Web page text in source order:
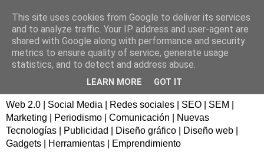
Fernando de los Ríos |
Consultor de marketing en
Web 2.0 | Social Media | Redes sociales | SEO | SEM |
Marketing | Periodismo | Comunicación | Nuevas
Tecnologías | Publicidad | Diseño gráfico | Diseño web |
Gadgets | Herramientas | Emprendimiento
This site uses cookies from Google to deliver its services
and to analyze traffic. Your IP address and user-agent are
shared with Google along with performance and security
metrics to ensure quality of service, generate usage
statistics, and to detect and address abuse.
LEARN MORE GOT IT